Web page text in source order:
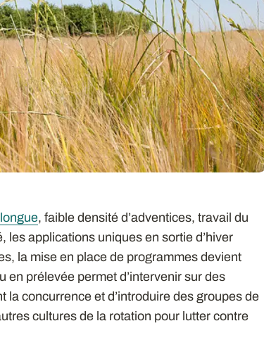
, faible densité d’adventices, travail du
les applications uniques en sortie d’hiver
la mise en place de programmes devient
en prélevée permet d’intervenir sur des
la concurrence et d’introduire des groupes de
cultures de la rotation pour lutter contre